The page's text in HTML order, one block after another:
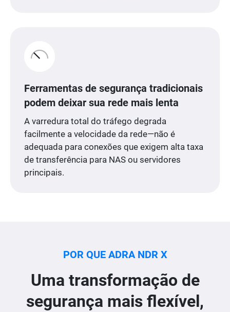
Ferramentas de segurança tradicionais
podem deixar sua rede mais lenta
A varredura total do tráfego degrada
facilmente a velocidade da rede—não é
adequada para conexões que exigem alta taxa
de transferência para NAS ou servidores
principais.
POR QUE ADRA NDR X
Uma transformação de
segurança mais flexível,